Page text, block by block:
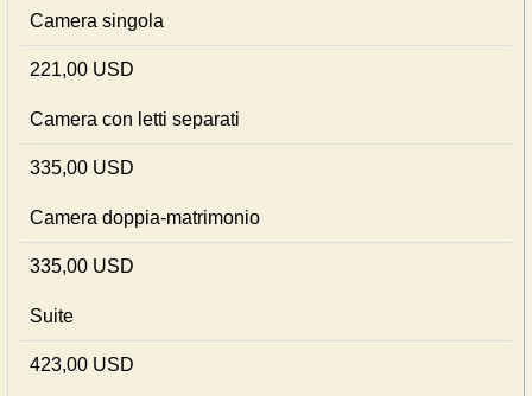
Camera singola
221,00 USD
Camera con letti separati
335,00 USD
Camera doppia-matrimonio
335,00 USD
Suite
423,00 USD